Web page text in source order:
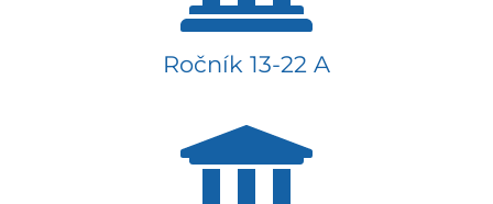
Ročník 13-22 A